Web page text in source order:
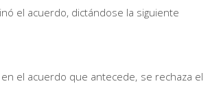
el acuerdo, dictándose la siguiente
el acuerdo que antecede, se rechaza el